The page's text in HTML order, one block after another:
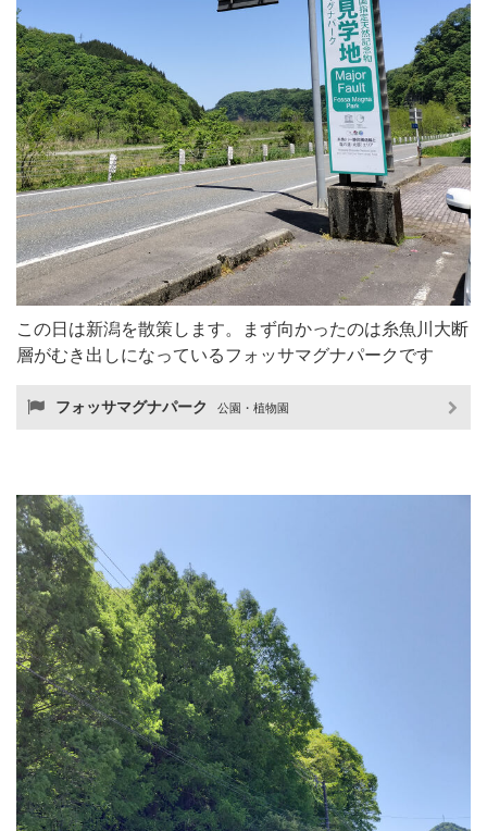
この日は新潟を散策します。まず向かったのは糸魚川大断
層がむき出しになっているフォッサマグナパークです
フォッサマグナパーク 公園・植物園